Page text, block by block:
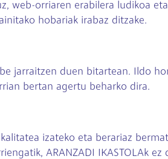
web-orriaren erabilera ludikoa
hobariak irabaz ditzake.
jarraitzen duen bitartean. Ildo
bertan agertu beharko dira.
izateko eta berariaz
ARANZADI IKASTOLAk